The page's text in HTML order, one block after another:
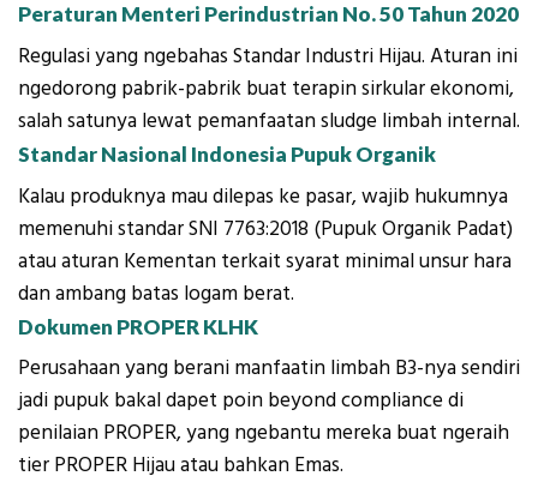
Peraturan Menteri Perindustrian No. 50 Tahun 2020
Regulasi yang ngebahas Standar Industri Hijau. Aturan ini
ngedorong pabrik-pabrik buat terapin sirkular ekonomi,
salah satunya lewat pemanfaatan sludge limbah internal.
Standar Nasional Indonesia Pupuk Organik
Kalau produknya mau dilepas ke pasar, wajib hukumnya
memenuhi standar SNI 7763:2018 (Pupuk Organik Padat)
atau aturan Kementan terkait syarat minimal unsur hara
dan ambang batas logam berat.
Dokumen PROPER KLHK
Perusahaan yang berani manfaatin limbah B3-nya sendiri
jadi pupuk bakal dapet poin beyond compliance di
penilaian PROPER, yang ngebantu mereka buat ngeraih
tier PROPER Hijau atau bahkan Emas.